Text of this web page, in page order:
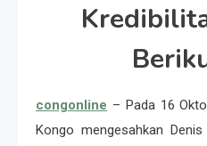
congonline – Pada 16
Kongo mengesahkan